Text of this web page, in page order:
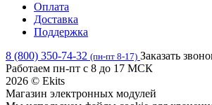
Оплата
Доставка
Поддержка
8 (800) 350-74-32 (пн-пт 8-17) Заказать
Работаем пн-пт с 8 до 17 МСК
2026 © Ekits
Магазин электронных модулей